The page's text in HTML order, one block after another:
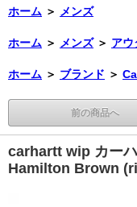
ホーム ＞ メンズ
ホーム ＞ メンズ ＞ アウ
ホーム ＞ ブランド ＞
前の商品へ
carhartt wip カー
Hamilton Brown